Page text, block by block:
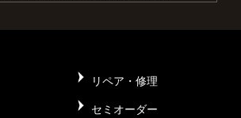
リペア・修理
セミオーダー